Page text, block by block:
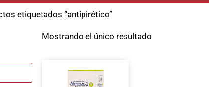
etiquetados “antipirético”
Mostrando el único resultado